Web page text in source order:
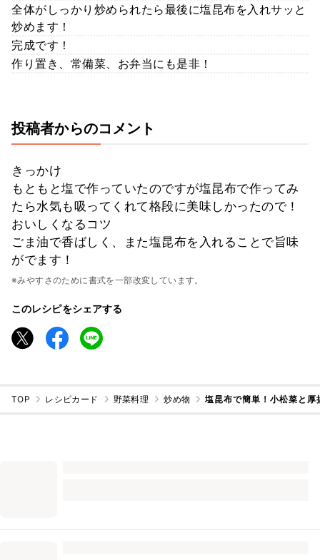
全体がしっかり炒められたら最後に塩昆布を入れサッと
炒めます！
完成です！
作り置き、常備菜、お弁当にも是非！
投稿者からのコメント
きっかけ
もともと塩で作っていたのですが塩昆布で作ってみ
たら水気も吸ってくれて格段に美味しかったので！
おいしくなるコツ
ごま油で香ばしく、また塩昆布を入れることで旨味
がでます！
※みやすさのために書式を一部改変しています。
このレシピをシェアする
TOP レシピカード 野菜料理 炒め物 塩昆布で簡単！小松菜と